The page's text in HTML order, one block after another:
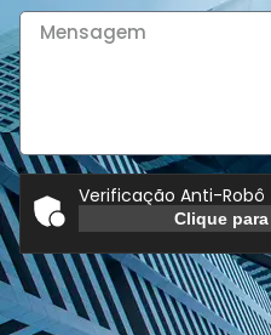
Verificação Anti-Robô
Clique